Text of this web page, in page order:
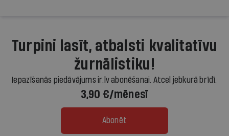
Turpini lasīt, atbalsti kvalitatīvu
žurnālistiku!
Iepazīšanās piedāvājums ir.lv abonēšanai. Atcel jebkurā brīdī.
3,90 €/mēnesī
Abonēt